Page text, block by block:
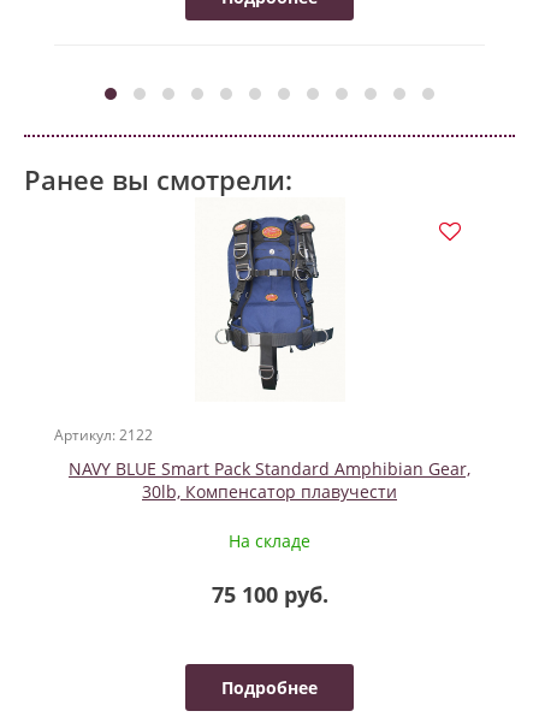
Ранее вы смотрели:
Артикул: 2122
NAVY BLUE Smart Pack Standard Amphibian Gear,
30lb, Компенсатор плавучести
На складе
75 100 руб.
Подробнее